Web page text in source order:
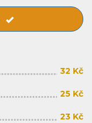
32 Kč
25 Kč
23 Kč